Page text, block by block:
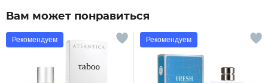
Вам может понравиться
Рекомендуем Рекомендуем